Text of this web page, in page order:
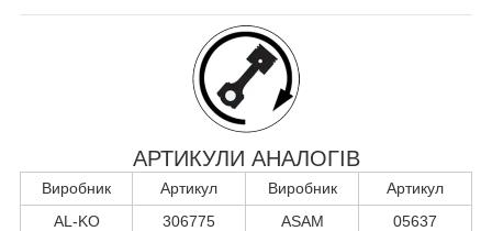
АРТИКУЛИ АНАЛОГІВ
Виробник Артикул Виробник
Артикул
AL-KO
306775 ASAM
05637